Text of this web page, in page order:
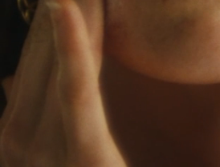
FAQ™ Dual LED Panel
美國